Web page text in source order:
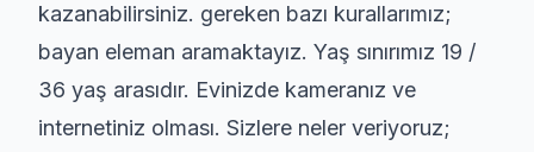
kazanabilirsiniz. gereken bazı kurallarımız;
bayan eleman aramaktayız. Yaş sınırımız 19 /
36 yaş arasıdır. Evinizde kameranız ve
internetiniz olması. Sizlere neler veriyoruz;